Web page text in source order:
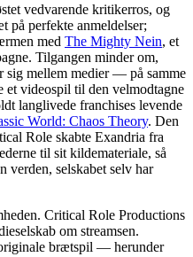
vedvarende kritikerros, og
på perfekte anmeldelser;
med The Mighty Nein, et
Tilgangen minder om,
sig mellem medier — på samme
et videospil til den velmodtagne
langlivede franchises levende
World: Chaos Theory. Den
Role skabte Exandria fra
til sit kildemateriale, så
verden, selskabet selv har
Critical Role Productions
om streamsen.
brætspil — herunder